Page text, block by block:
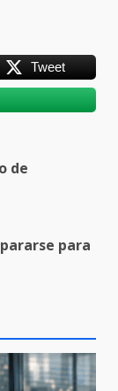
Tweet
de
para